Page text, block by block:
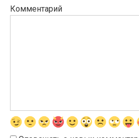
Комментарий